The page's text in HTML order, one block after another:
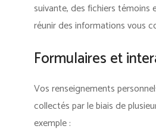
suivante, des fichiers témoins
réunir des informations vous
Formulaires et
Vos renseignements
collectés par le biais de
exemple :